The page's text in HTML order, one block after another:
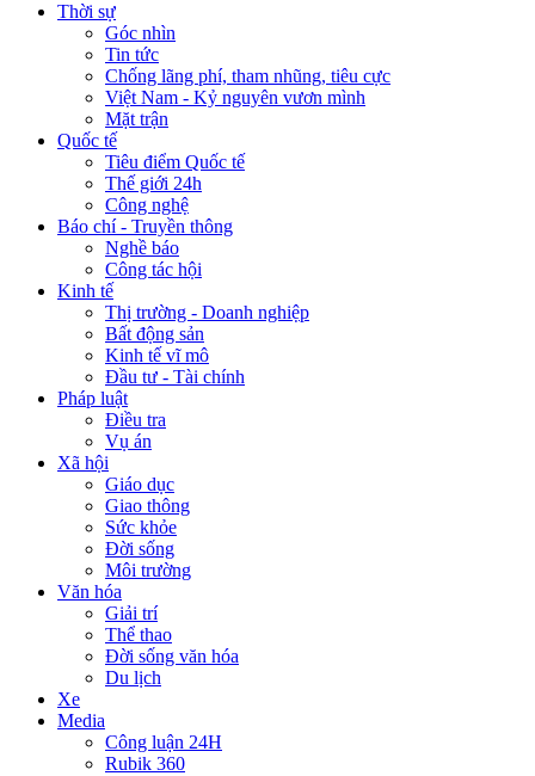
Thời sự
Góc nhìn
Tin tức
Chống lãng phí, tham nhũng, tiêu cực
Việt Nam - Kỷ nguyên vươn mình
Mặt trận
Quốc tế
Tiêu điểm Quốc tế
Thế giới 24h
Công nghệ
Báo chí - Truyền thông
Nghề báo
Công tác hội
Kinh tế
Thị trường - Doanh nghiệp
Bất động sản
Kinh tế vĩ mô
Đầu tư - Tài chính
Pháp luật
Điều tra
Vụ án
Xã hội
Giáo dục
Giao thông
Sức khỏe
Đời sống
Môi trường
Văn hóa
Giải trí
Thể thao
Đời sống văn hóa
Du lịch
Xe
Media
Công luận 24H
Rubik 360